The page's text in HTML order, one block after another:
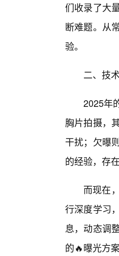
们收录了大
断难题。从
验。
二、技
2025年
胸片拍摄，
干扰；欠曝
的经验，存
而现在
行深度学习
息，动态调
的🔥曝光方